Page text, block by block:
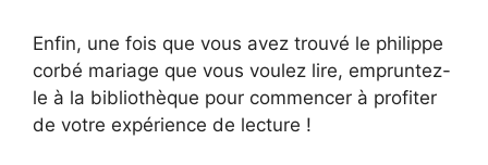
Enfin, une fois que vous avez trouvé le philippe
corbé mariage que vous voulez lire, empruntez-
le à la bibliothèque pour commencer à profiter
de votre expérience de lecture !